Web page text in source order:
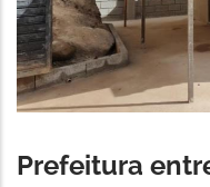
Prefeitura